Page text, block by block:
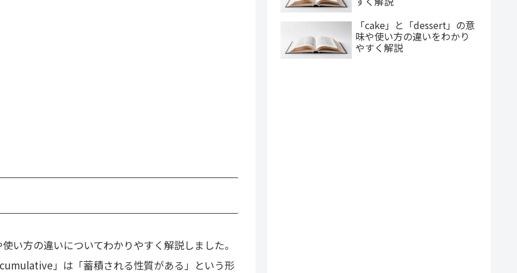
使い方の違いについてわかりやすく解説しました。
」は「蓄積される性質がある」という形
「cake」と「dessert」の意
味や使い方の違いをわかり
やすく解説